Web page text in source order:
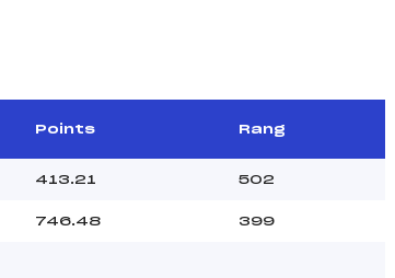
Points Rang
413.21 502
746.48 399